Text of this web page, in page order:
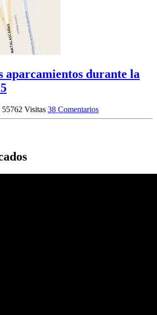
aparcamientos durante la
55762 Visitas 38 Comentarios